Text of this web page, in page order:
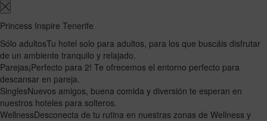
Princess Inspire Tenerife
Sólo adultosTu hotel solo para adultos, para los que buscáis disfrutar
de un ambiente tranquilo y relajado.
Parejas¡Perfecto para 2! Te ofrecemos el entorno perfecto para
descansar en pareja.
SinglesNuevos amigos, buena comida y diversión te esperan en
nuestros hoteles para solteros.
WellnessDesconecta de tu rutina en nuestras zonas de Wellness y